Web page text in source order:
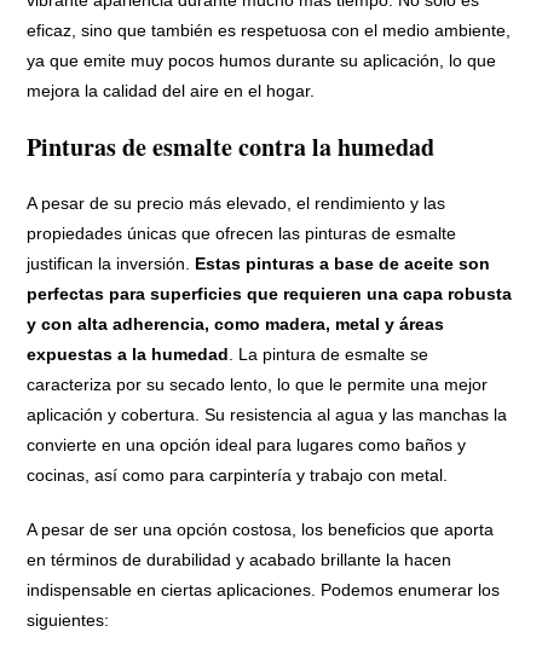
eficaz, sino que también es respetuosa con el medio ambiente,
ya que emite muy pocos humos durante su aplicación, lo que
mejora la calidad del aire en el hogar.
Pinturas de esmalte contra la humedad
A pesar de su precio más elevado, el rendimiento y las
propiedades únicas que ofrecen las pinturas de esmalte
justifican la inversión. Estas pinturas a base de aceite son
perfectas para superficies que requieren una capa robusta
y con alta adherencia, como madera, metal y áreas
expuestas a la humedad . La pintura de esmalte se
caracteriza por su secado lento, lo que le permite una mejor
aplicación y cobertura. Su resistencia al agua y las manchas la
convierte en una opción ideal para lugares como baños y
cocinas, así como para carpintería y trabajo con metal.
A pesar de ser una opción costosa, los beneficios que aporta
en términos de durabilidad y acabado brillante la hacen
indispensable en ciertas aplicaciones. Podemos enumerar los
siguientes: